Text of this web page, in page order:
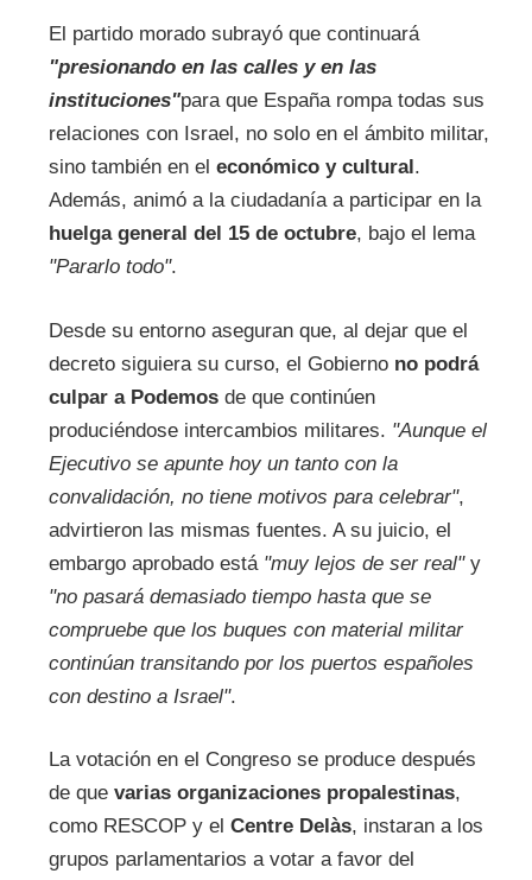
El partido morado subrayó que continuará
"presionando en las calles y en las
instituciones"para que España rompa todas sus
relaciones con Israel, no solo en el ámbito militar,
sino también en el económico y cultural .
Además, animó a la ciudadanía a participar en la
huelga general del 15 de octubre, bajo el lema
"Pararlo todo".
Desde su entorno aseguran que, al dejar que el
decreto siguiera su curso, el Gobierno no podrá
culpar a Podemosde que continúen
produciéndose intercambios militares. "Aunque el
Ejecutivo se apunte hoy un tanto con la
convalidación, no tiene motivos para celebrar",
advirtieron las mismas fuentes. A su juicio, el
embargo aprobado está "muy lejos de ser real"y
"no pasará demasiado tiempo hasta que se
compruebe que los buques con material militar
continúan transitando por los puertos españoles
con destino a Israel".
La votación en el Congreso se produce después
de que varias organizaciones propalestinas,
como RESCOP y el Centre Delàs, instaran a los
grupos parlamentarios a votar a favor del